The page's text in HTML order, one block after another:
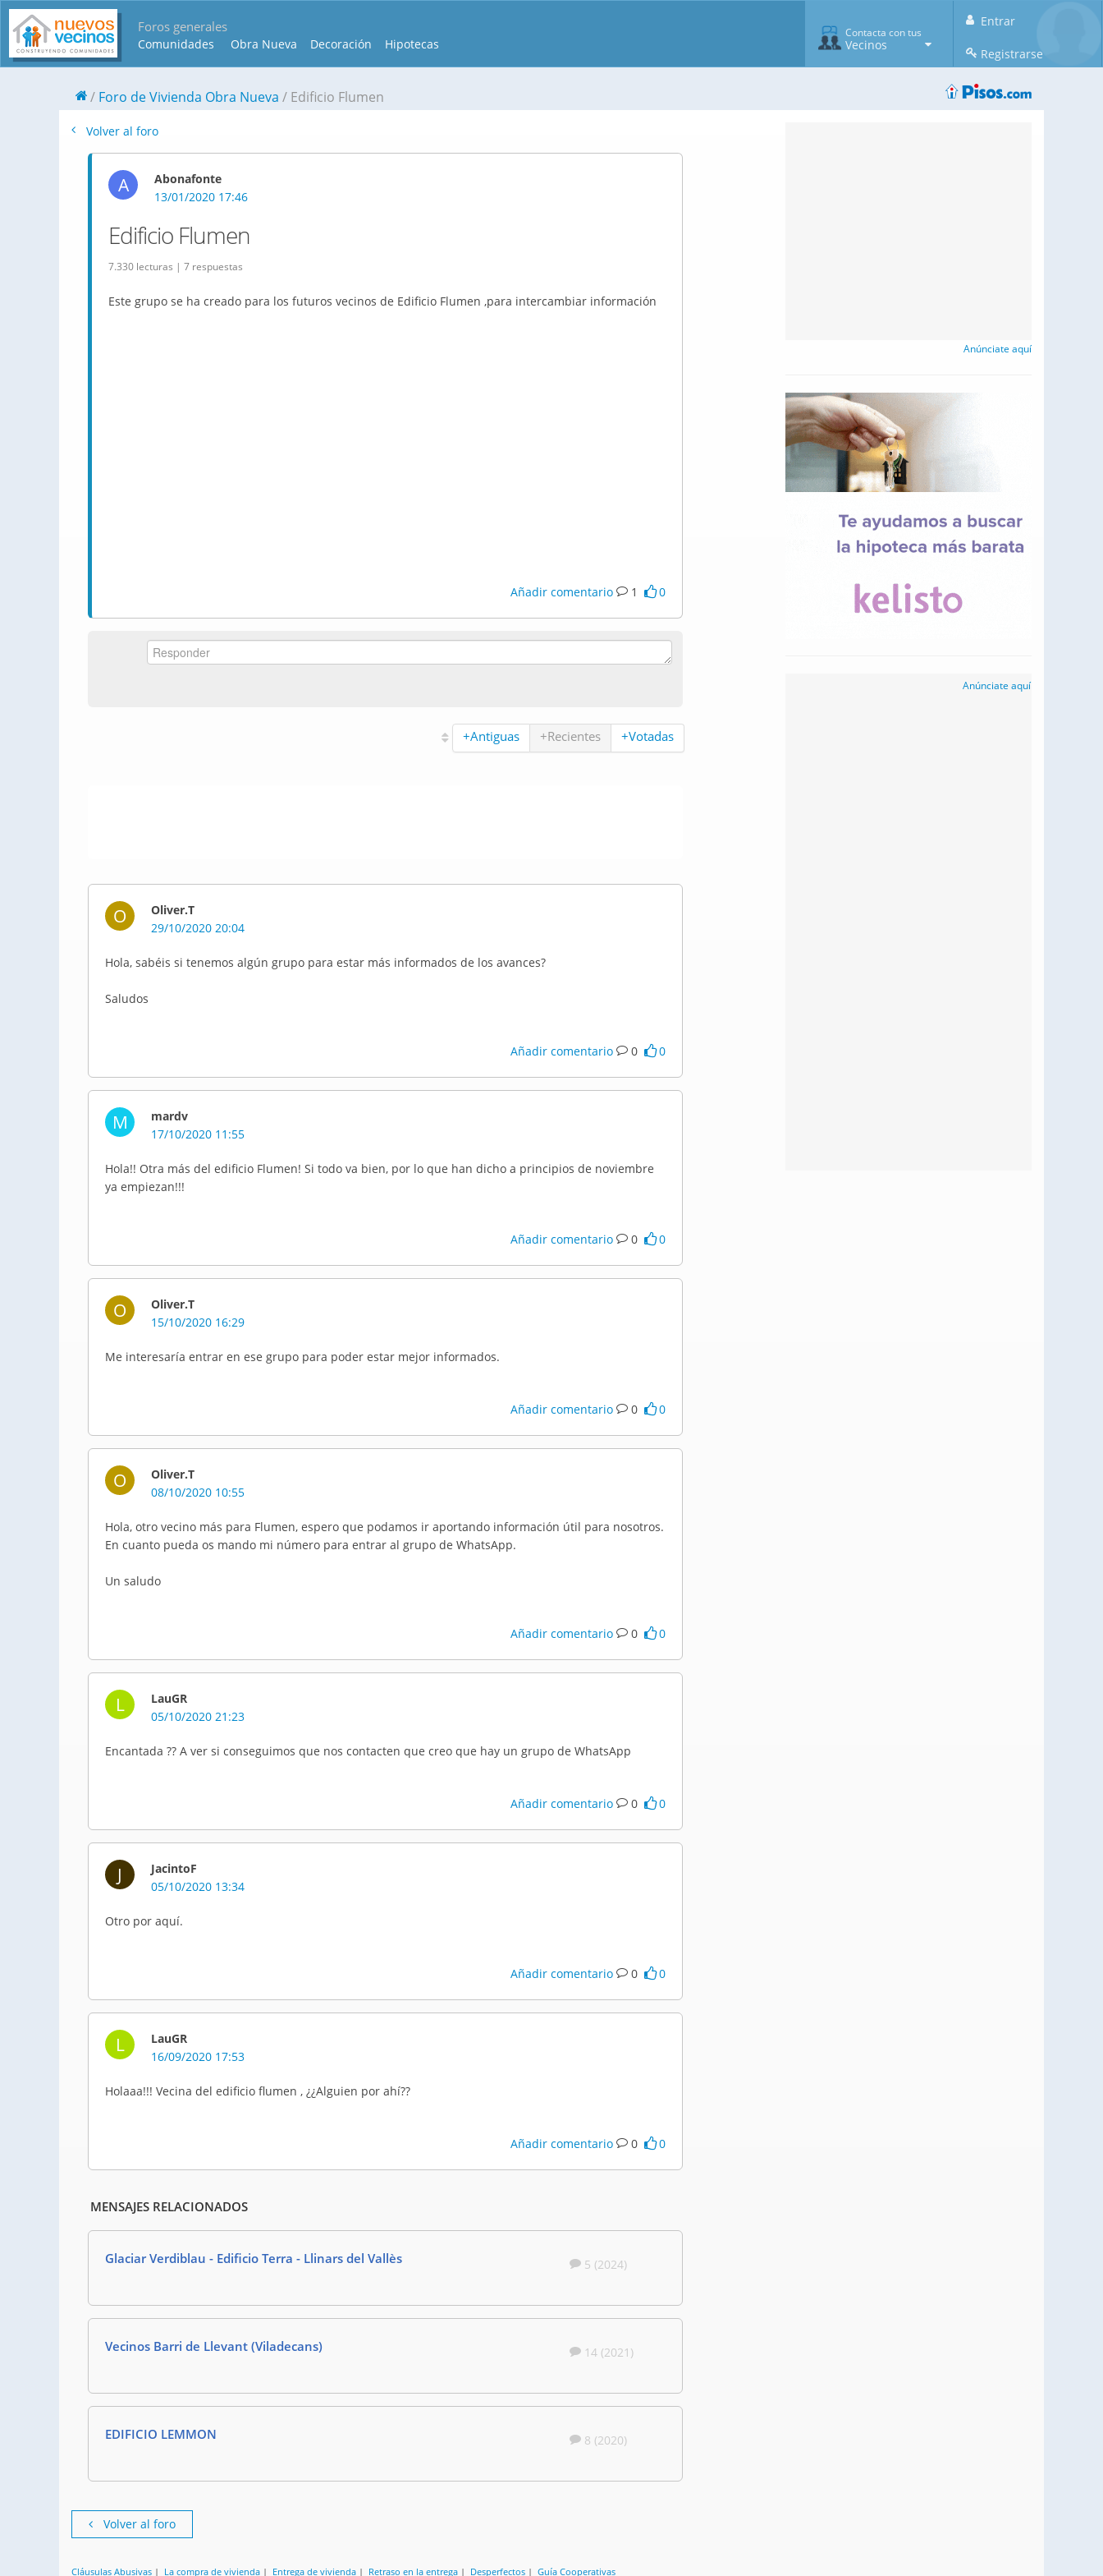
Foros generales
Comunidades Obra Nueva Decoración Hipotecas
Entrar
Registrarse
Contacta con tus
Vecinos
Foro de Vivienda Obra Nueva Edificio Flumen
Volver al foro
A
Abonafonte
13/01/2020 17:46
Edificio Flumen
7.330 lecturas | 7 respuestas
Este grupo se ha creado para los futuros vecinos de Edificio Flumen ,para intercambiar información
Añadir comentario 1 0
+Antiguas +Recientes +Votadas
O
Oliver.T
29/10/2020 20:04
Hola, sabéis si tenemos algún grupo para estar más informados de los avances?
Saludos
Añadir comentario 0 0
M
mardv
17/10/2020 11:55
Hola!! Otra más del edificio Flumen! Si todo va bien, por lo que han dicho a principios de noviembre
ya empiezan!!!
Añadir comentario 0 0
O
Oliver.T
15/10/2020 16:29
Me interesaría entrar en ese grupo para poder estar mejor informados.
Añadir comentario 0 0
O
Oliver.T
08/10/2020 10:55
Hola, otro vecino más para Flumen, espero que podamos ir aportando información útil para nosotros.
En cuanto pueda os mando mi número para entrar al grupo de WhatsApp.
Un saludo
Añadir comentario 0 0
L
LauGR
05/10/2020 21:23
Encantada ?? A ver si conseguimos que nos contacten que creo que hay un grupo de WhatsApp
Añadir comentario 0 0
J
JacintoF
05/10/2020 13:34
Otro por aquí.
Añadir comentario 0 0
L
LauGR
16/09/2020 17:53
Holaaa!!! Vecina del edificio flumen , ¿¿Alguien por ahí??
Añadir comentario 0 0
MENSAJES RELACIONADOS
Glaciar Verdiblau - Edificio Terra - Llinars del Vallès 5 (2024)
Vecinos Barri de Llevant (Viladecans) 14 (2021)
EDIFICIO LEMMON 8 (2020)
Volver al foro
Cláusulas Abusivas | La compra de vivienda | Entrega de vivienda | Retraso en la entrega | Desperfectos | Guía Cooperativas
Anúnciate aquí
Anúnciate aquí